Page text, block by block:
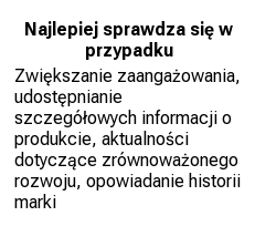
Najlepiej sprawdza się w
przypadku
Zwiększanie zaangażowania,
udostępnianie
szczegółowych informacji o
produkcie, aktualności
dotyczące zrównoważonego
rozwoju, opowiadanie historii
marki